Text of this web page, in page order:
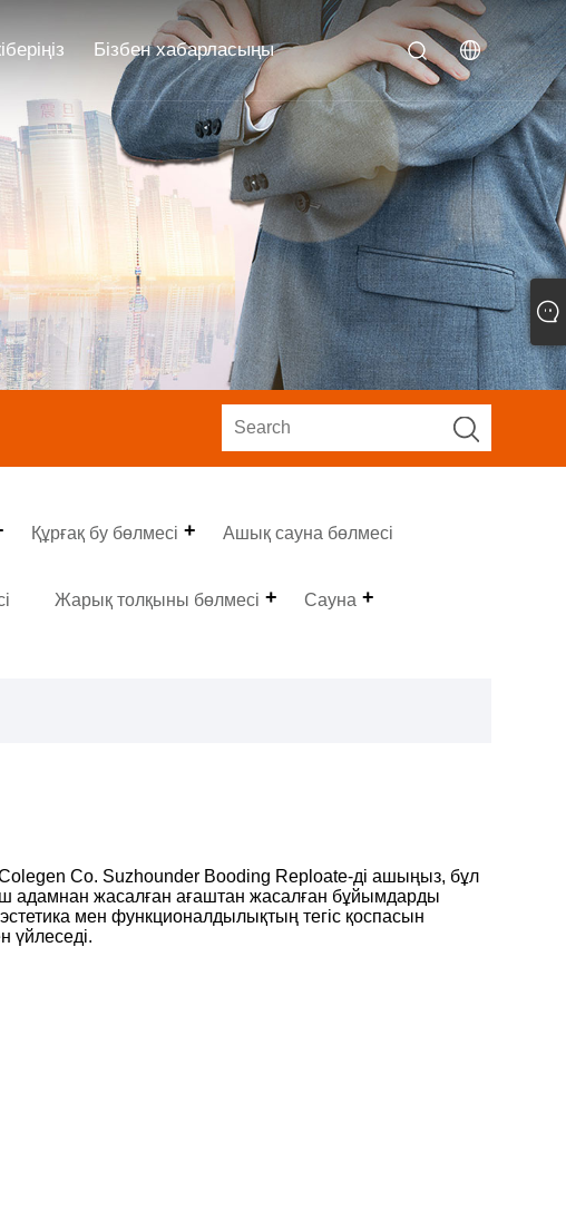
Бізбен хабарласыңы
Құрғақ бу бөлмесі Ашық сауна бөлмесі
Жарық толқыны бөлмесі Сауна
Co. Suzhounder Booding Reploate-ді ашыңыз, бұл
адамнан жасалған ағаштан жасалған бұйымдарды
мен функционалдылықтың тегіс қоспасын
үйлеседі.